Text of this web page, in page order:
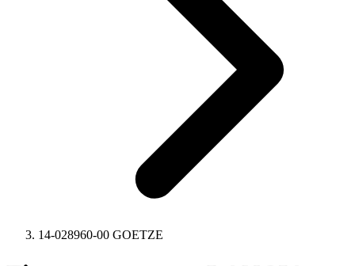
14-028960-00 GOETZE